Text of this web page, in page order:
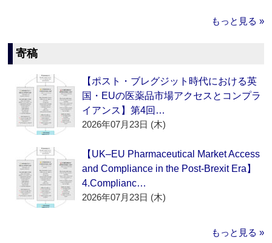
もっと見る »
寄稿
【ポスト・ブレグジット時代における英
国・EUの医薬品市場アクセスとコンプラ
イアンス】第4回…
2026年07月23日 (木)
【UK–EU Pharmaceutical Market Access
and Compliance in the Post-Brexit Era】
4.Complianc…
2026年07月23日 (木)
もっと見る »